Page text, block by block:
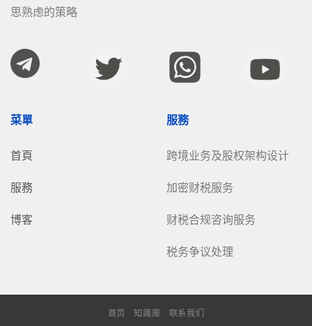
思熟虑的策略
菜單
首頁
服務
博客
服務
跨境业务及股权架构设计
加密财税服务
财税合规咨询服务
税务争议处理
首页 知識庫 联系我们